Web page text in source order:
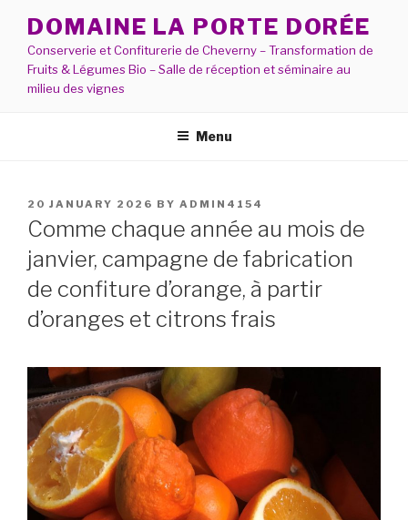
content
DOMAINE LA PORTE DORÉE
Conserverie et Confiturerie de Cheverny – Transformation de
Fruits & Légumes Bio – Salle de réception et séminaire au
milieu des vignes
Menu
POSTED
ON
20 JANUARY 2026 BY ADMIN4154
Comme chaque année au mois de
janvier, campagne de fabrication
de confiture d’orange, à partir
d’oranges et citrons frais